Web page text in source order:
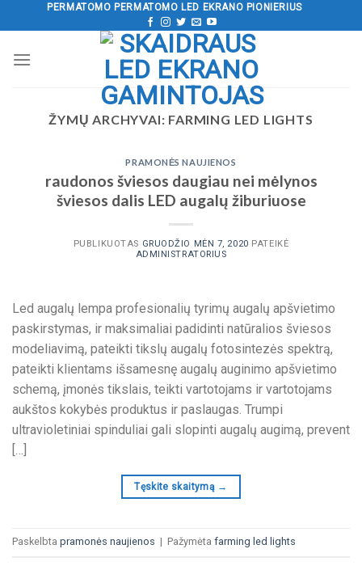
prie
PERMATOMO PERMATOMO LED EKRANO PIONIERIUS
ŽYMŲ ARCHYVAI: FARMING LED LIGHTS
PRAMONĖS NAUJIENOS
raudonos šviesos daugiau nei mėlynos
šviesos dalis LED augalų žiburiuose
PUBLIKUOTAS GRUODŽIO MĖN 7, 2020 PATEIKĖ
ADMINISTRATORIUS
Led augalų lempa profesionalių tyrimų augalų apšvietimo
paskirstymas, ir maksimaliai padidinti natūralios šviesos
modeliavimą, pateikti tikslų augalų fotosintezės spektrą,
pateikti klientams išsamesnę augalų auginimo apšvietimo
schemą, įmonės tikslais, teikti vartotojams ir vartotojams
aukštos kokybės produktus ir paslaugas. Trumpi
ultravioletiniai spinduliai gali slopinti augalų augimą, prevent
[…]
Tęskite skaitymą →
Paskelbta pramonės naujienos | Pažymėta farming led lights